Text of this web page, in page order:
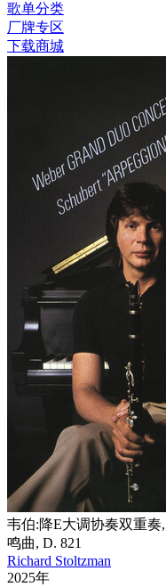
歌单分类
厂牌专区
下载商城
韦伯:降E大调协奏双重奏
鸣曲, D. 821
Richard Stoltzman
2025年